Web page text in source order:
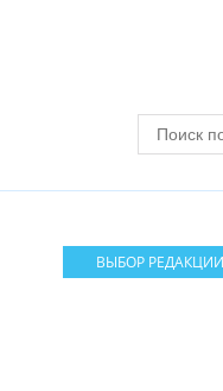
ВЫБОР РЕДАКЦИИ